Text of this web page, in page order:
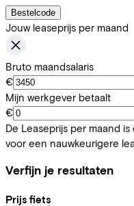
Bestelcode
Jouw leaseprijs per maand
Bruto maandsalaris
€
Mijn werkgever betaalt
€
De Leaseprijs per maand
voor een nauwkeurigere
Verfijn je resultaten
Prijs fiets